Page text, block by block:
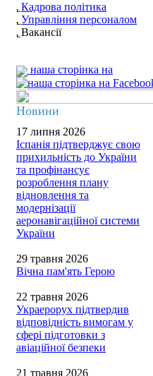
Кадрова політика
Управління персоналом
Вакансії
наша сторінка на
Новини
17 липня 2026
Іспанія підтверджує свою
прихильність до України
та профінансує
розроблення плану
відновлення та
модернізації
аеронавігаційної системи
України
29 травня 2026
Вічна пам'ять Герою
22 травня 2026
Украерорух підтвердив
відповідність вимогам у
сфері підготовки з
авіаційної безпеки
21 травня 2026